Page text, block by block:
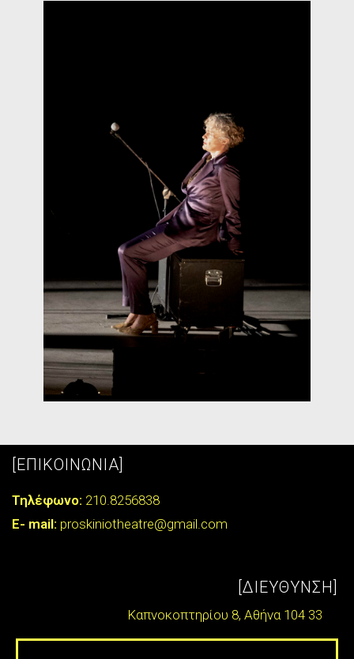
[ΕΠΙΚΟΙΝΩΝΙΑ]
Τηλέφωνο: 210.8256838
E- mail: proskiniotheatre@gmail.com
[ΔΙΕΥΘΥΝΣΗ]
Καπνοκοπτηρίου 8, Αθήνα 104 33